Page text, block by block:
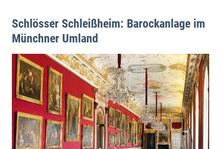
Schlösser Schleißheim: Barockanlage im
Münchner Umland